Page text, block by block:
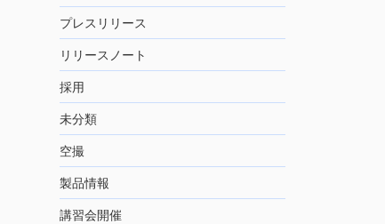
プレスリリース
リリースノート
採用
未分類
空撮
製品情報
講習会開催